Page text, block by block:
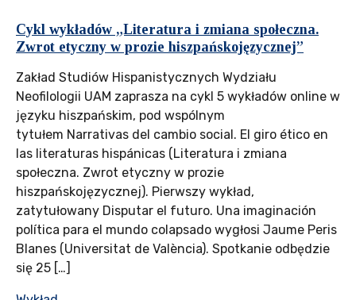
Cykl wykładów „Literatura i zmiana społeczna.
Zwrot etyczny w prozie hiszpańskojęzycznej”
Zakład Studiów Hispanistycznych Wydziału
Neofilologii UAM zaprasza na cykl 5 wykładów online w
języku hiszpańskim, pod wspólnym
tytułem Narrativas del cambio social. El giro ético en
las literaturas hispánicas (Literatura i zmiana
społeczna. Zwrot etyczny w prozie
hiszpańskojęzycznej). Pierwszy wykład,
zatytułowany Disputar el futuro. Una imaginación
política para el mundo colapsado wygłosi Jaume Peris
Blanes (Universitat de València). Spotkanie odbędzie
się 25 […]